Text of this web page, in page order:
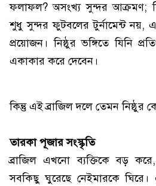
ফলাফল? অসংখ্য সুন্দর আক্রমণ;
শুধু সুন্দর ফুটবলের টুর্নামেন্ট নয়,
প্রয়োজন। নিষ্ঠুর ভঙ্গিতে যিনি
একাকার করে দেবেন।
কিন্তু এই ব্রাজিল দলে তেমন নিষ্ঠুর
তারকা পূজার সংস্কৃতি
ব্রাজিল এখনো ব্যক্তিকে বড়
সবকিছু ঘুরেছে নেইমারকে ঘিরে।